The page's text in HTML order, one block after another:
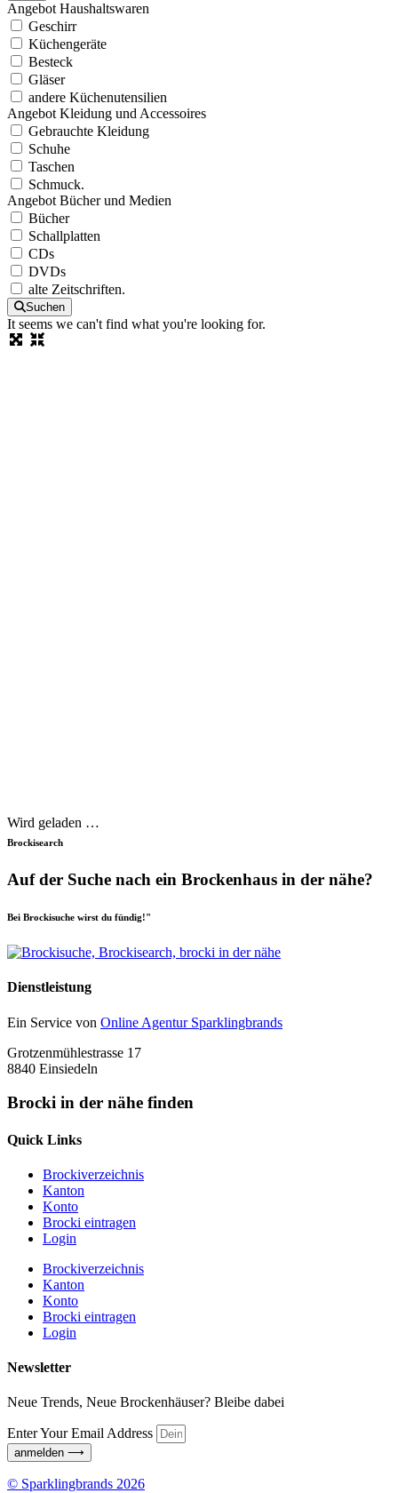
Angebot Haushaltswaren
Geschirr
Küchengeräte
Besteck
Gläser
andere Küchenutensilien
Angebot Kleidung und Accessoires
Gebrauchte Kleidung
Schuhe
Taschen
Schmuck.
Angebot Bücher und Medien
Bücher
Schallplatten
CDs
DVDs
alte Zeitschriften.
Suchen
It seems we can't find what you're looking for.
Wird geladen …
Brockisearch
Auf der Suche nach ein Brockenhaus in der nähe?
Bei Brockisuche wirst du fündig!"
Dienstleistung
Ein Service von Online Agentur Sparklingbrands
Grotzenmühlestrasse 17
8840 Einsiedeln
Brocki in der nähe finden
Quick Links
Brockiverzeichnis
Kanton
Konto
Brocki eintragen
Login
Brockiverzeichnis
Kanton
Konto
Brocki eintragen
Login
Newsletter
Neue Trends, Neue Brockenhäuser? Bleibe dabei
Enter Your Email Address
anmelden ⟶
© Sparklingbrands 2026